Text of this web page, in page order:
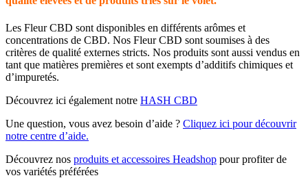
Les Fleur CBD sont disponibles en différents arômes et
concentrations de CBD. Nos Fleur CBD sont soumises à des
critères de qualité externes stricts. Nos produits sont aussi vendus en
tant que matières premières et sont exempts d’additifs chimiques et
d’impuretés.
Découvrez ici également notre HASH CBD
Une question, vous avez besoin d’aide ? Cliquez ici pour découvrir
notre centre d’aide.
Découvrez nos produits et accessoires Headshop pour profiter de
vos variétés préférées